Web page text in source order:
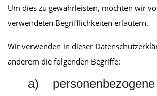
Um dies zu gewährleisten, möchten wir
verwendeten Begrifflichkeiten erläutern.
Wir verwenden in dieser
anderem die folgenden Begriffe:
a) personenbezogene